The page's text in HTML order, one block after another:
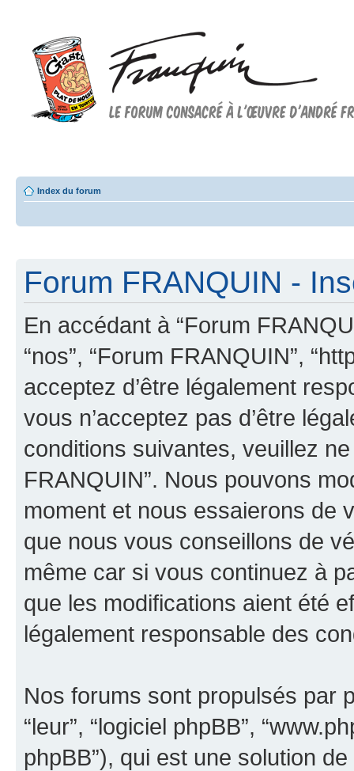
Index du forum
Forum FRANQUIN -
En accédant à “Forum
“nos”, “Forum FRANQUIN”,
acceptez d’être légalement
vous n’acceptez pas d’être
conditions suivantes, veuillez
FRANQUIN”. Nous pouvons
moment et nous essaierons de
que nous vous conseillons de
même car si vous continuez à
que les modifications aient été
légalement responsable des
Nos forums sont propulsés par
“leur”, “logiciel phpBB”,
phpBB”), qui est une solution